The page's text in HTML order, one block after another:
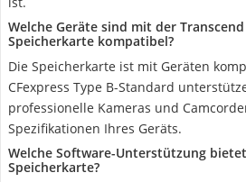
Welche Geräte sind mit der Transcend
Speicherkarte kompatibel?
Die Speicherkarte ist mit Geräten
CFexpress Type B-Standard
professionelle Kameras und
Spezifikationen Ihres Geräts.
Welche Software-Unterstützung
Speicherkarte?